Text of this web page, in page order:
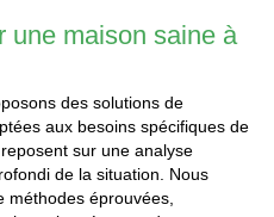
une maison saine à
des solutions de
aux besoins spécifiques de
sur une analyse
de la situation. Nous
méthodes éprouvées,